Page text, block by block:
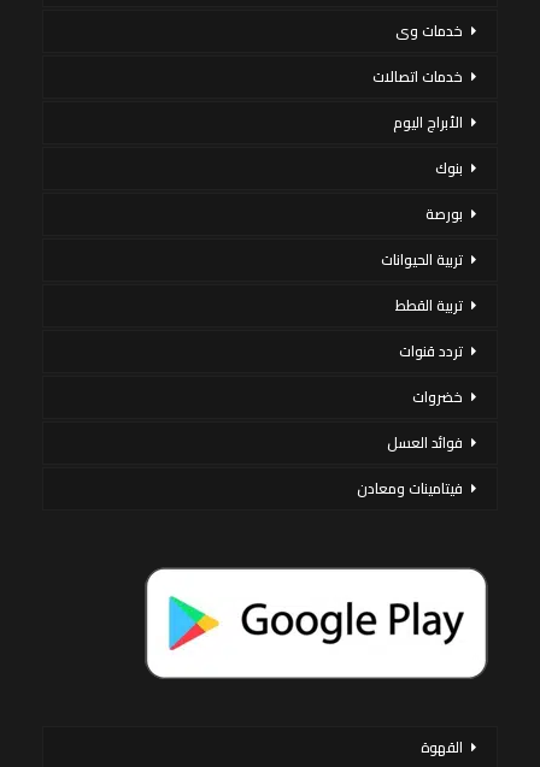
خدمات وى
خدمات اتصالات
الأبراج اليوم
بنوك
بورصة
تربية الحيوانات
تربية القطط
تردد قنوات
خضروات
فوائد العسل
فيتامينات ومعادن
القهوة